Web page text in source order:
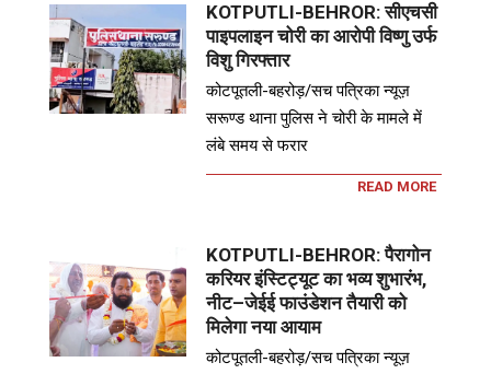
KOTPUTLI-BEHROR: सीएचसी
पाइपलाइन चोरी का आरोपी विष्णु उर्फ
विशु गिरफ्तार
कोटपूतली-बहरोड़/सच पत्रिका न्यूज़
सरूण्ड थाना पुलिस ने चोरी के मामले में
लंबे समय से फरार
READ MORE
KOTPUTLI-BEHROR: पैरागोन
करियर इंस्टिट्यूट का भव्य शुभारंभ,
नीट–जेईई फाउंडेशन तैयारी को
मिलेगा नया आयाम
कोटपूतली-बहरोड़/सच पत्रिका न्यूज़